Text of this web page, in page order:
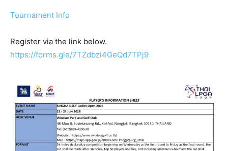
Tournament Info
Register via the link below.
https://forms.gle/7TZdbzi4GeQd7TPj9